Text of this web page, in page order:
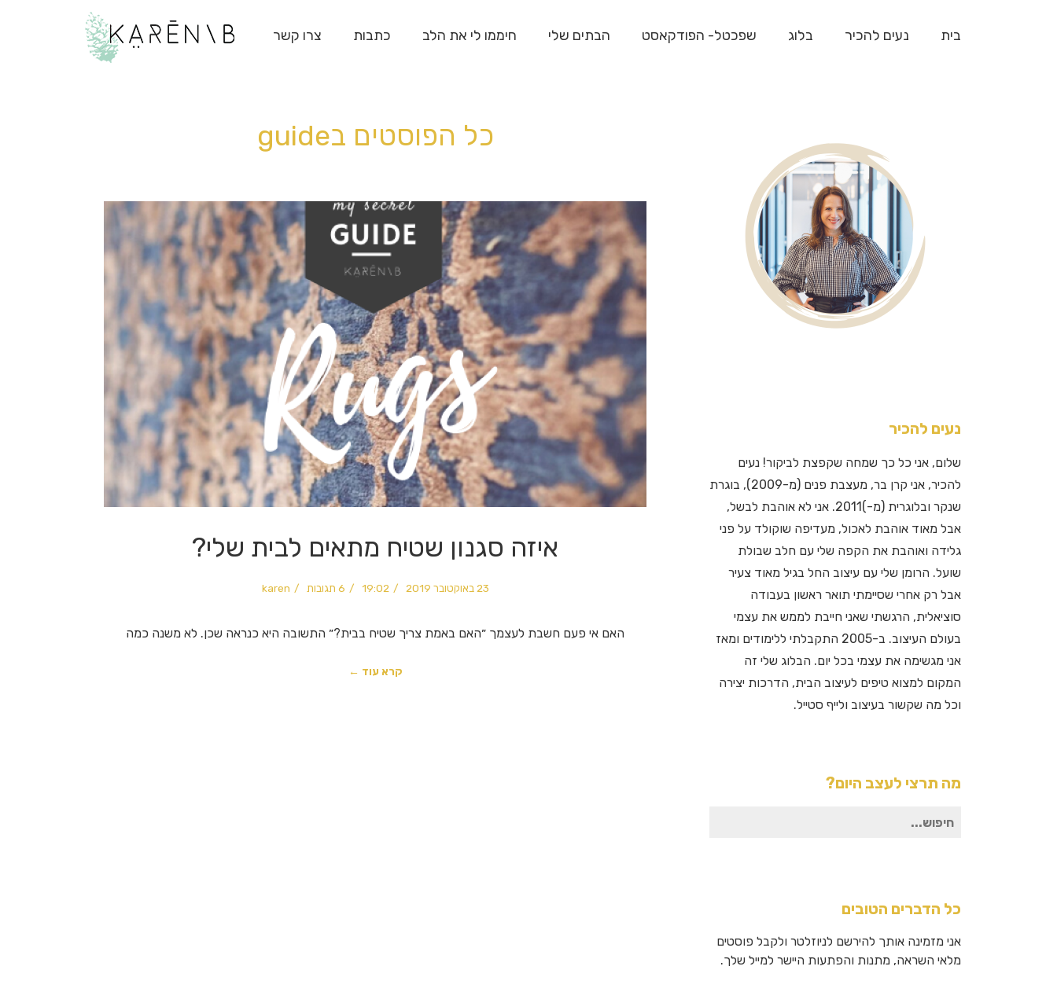
בית נעים להכיר בלוג שפכטל- הפודקאסט הבתים שלי חיממו לי את הלב כתבות צרו קשר
כל הפוסטים בguide
איזה סגנון שטיח מתאים לבית שלי?
23 באוקטובר 2019 19:02 6 תגובות karen
האם אי פעם חשבת לעצמך ״האם באמת צריך שטיח בבית?״ התשובה היא כנראה שכן. לא משנה כמה
קרא עוד ←
נעים להכיר
שלום, אני כל כך שמחה שקפצת לביקור! נעים
להכיר, אני קרן בר, מעצבת פנים (מ-2009), בוגרת
שנקר ובלוגרית (מ-)2011. אני לא אוהבת לבשל,
אבל מאוד אוהבת לאכול, מעדיפה שוקולד על פני
גלידה ואוהבת את הקפה שלי עם חלב שבולת
שועל. הרומן שלי עם עיצוב החל בגיל מאוד צעיר
אבל רק אחרי שסיימתי תואר ראשון בעבודה
סוציאלית, הרגשתי שאני חייבת לממש את עצמי
בעולם העיצוב. ב-2005 התקבלתי ללימודים ומאז
אני מגשימה את עצמי בכל יום. הבלוג שלי זה
המקום למצוא טיפים לעיצוב הבית, הדרכות יצירה
וכל מה שקשור בעיצוב ולייף סטייל.
מה תרצי לעצב היום?
חיפוש
כל הדברים הטובים
אני מזמינה אותך להירשם לניוזלטר ולקבל פוסטים
מלאי השראה, מתנות והפתעות היישר למייל שלך.